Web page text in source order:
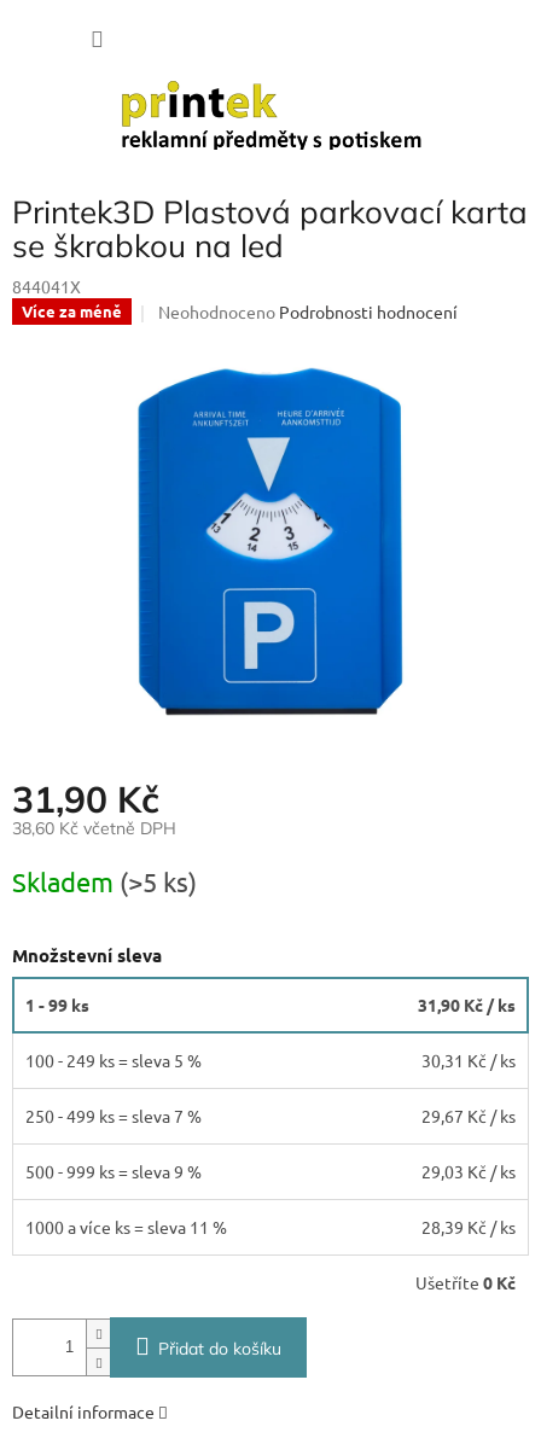
Printek3D Plastová parkovací karta
se škrabkou na led
844041X
Více za méně
Průměrné
0,0
Neohodnoceno Podrobnosti hodnocení
31,90 Kč
38,60 Kč včetně DPH
cena:
Skladem (>5 ks)
Množstevní sleva
1 - 99 ks 31,90 Kč / ks
100 - 249 ks = sleva 5 % 30,31 Kč / ks
250 - 499 ks = sleva 7 % 29,67 Kč / ks
500 - 999 ks = sleva 9 % 29,03 Kč / ks
1000 a více ks = sleva 11 % 28,39 Kč / ks
Ušetříte 0 Kč
Přidat do košíku
Detailní informace